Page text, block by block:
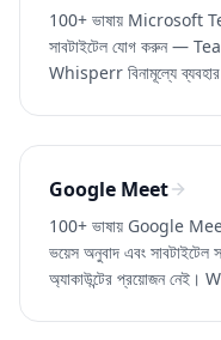
100+ ভাষায় Microsoft
সাবটাইটেল যোগ করুন —
Whisperr বিনামূল্যে
Google Meet
100+ ভাষায় Google
ভয়েস অনুবাদ এবং
অ্যাকাউন্টের প্রয়োজন নেই।